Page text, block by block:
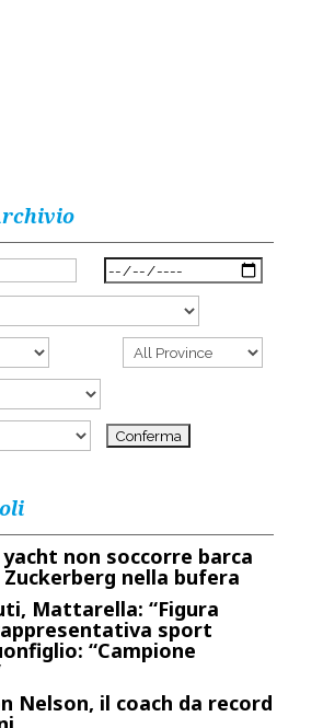
non soccorre barca
nella bufera
Mattarella: “Figura
sport
“Campione
Nelson, il coach da record